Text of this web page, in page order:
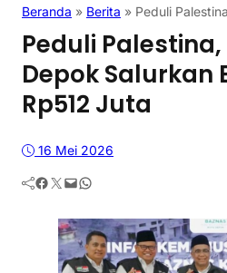
Beranda » Berita » Peduli
Peduli
Depok Salurkan
Rp512 Juta
16 Mei 2026
Facebook Twitter Mail WhatsApp